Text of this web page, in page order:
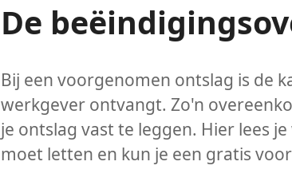
De
Bij een voorgenomen ontslag is de
werkgever ontvangt. Zo'n
je ontslag vast te leggen. Hier lees
moet letten en kun je een gratis